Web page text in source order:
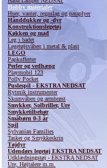
Hobby materialer
Huer, vanter, regnslag og paraplyer
Hånddukker og -dyr
Konstruktionslegetøj
Køkken og mad
Leg i badet
Legetøjsvåben i metal & plast
LEGO
Papkufferter
Perler og vedhæng
Playmobil 123
Polly Pocket
Puslespil - EKSTRA NEDSAT
Rytmik instrumenter
Skumvåben og armbrøst
Smykker, Solbriller, Ure
Smykketilbehør
Småbørn 0-3 år
Spil
Sylvanian Families
Tasker og Smykkeskrin
Tøjdyr
Udendørs legetøj EKSTRA NEDSAT
Udklædningstøj - EKSTRA NEDSAT
Ure, Højtalere m.m.